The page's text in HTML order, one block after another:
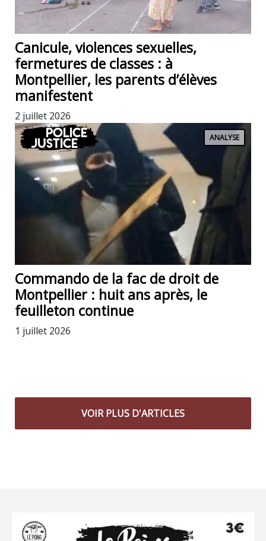
Canicule, violences sexuelles,
fermetures de classes : à
Montpellier, les parents d’élèves
manifestent
2 juillet 2026
Police
Justice ANALYSE
Commando de la fac de droit de
Montpellier : huit ans après, le
feuilleton continue
1 juillet 2026
VOIR PLUS D'ARTICLES